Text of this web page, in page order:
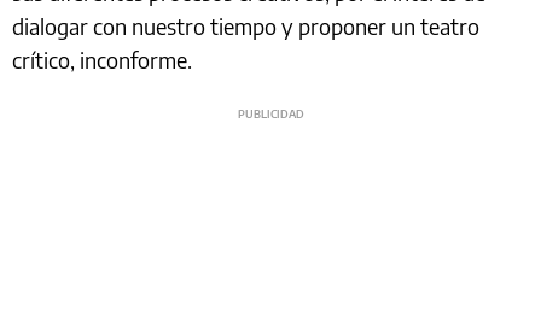
dialogar con nuestro tiempo y proponer un teatro
crítico, inconforme.